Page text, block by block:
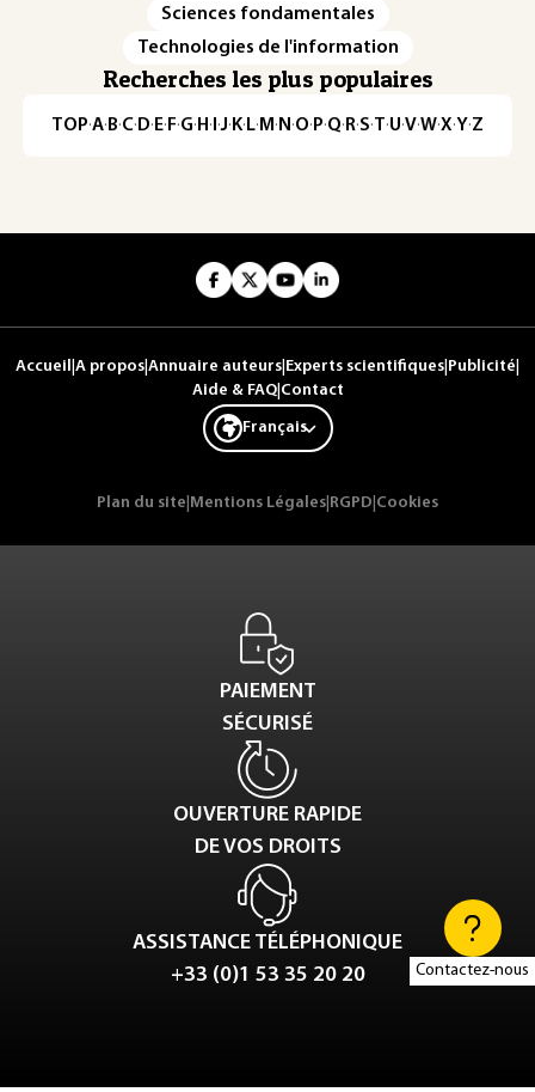
Contactez-nous
Sciences fondamentales
Technologies de l'information
Recherches les plus populaires
TOP·A·B·C· D· E· F·G· H · ·J· K· L· M · N ·O· P·Q· R·S·T·U·V·W·X·Y·Z
Accueil A propos Annuaire auteurs Experts scientifiques Publicité
Aide & FAQ| Contact
Français
Plan du site Mentions Légales RGPD Cookies
PAIEMENT
SÉCURISÉ
OUVERTURE RAPIDE
DE VOS DROITS
ASSISTANCE TÉLÉPHONIQUE
+33 (0)1 53 35 20 20